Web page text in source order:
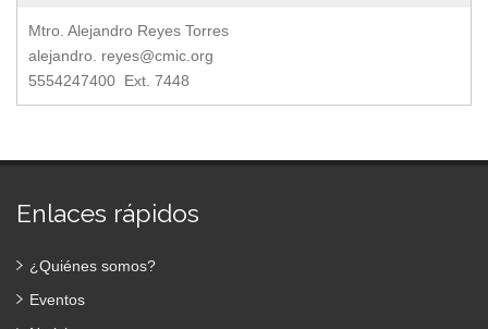
Mtro. Alejandro Reyes Torres
alejandro. reyes@cmic.org
5554247400 Ext. 7448
Enlaces rápidos
¿Quiénes somos?
Eventos